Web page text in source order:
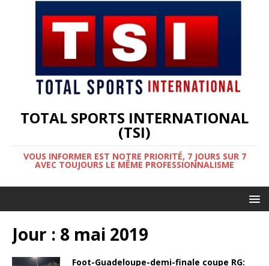
TOTAL SPORTS INTERNATIONAL
(TSI)
VOUS INFORMER EST NOTRE PRIORITÉ, 7 JOURS SUR 7
AVEC TOUJOURS LE MÊME PROFESSIONNALISME
Jour : 8 mai 2019
Foot-Guadeloupe-demi-finale coupe RG: